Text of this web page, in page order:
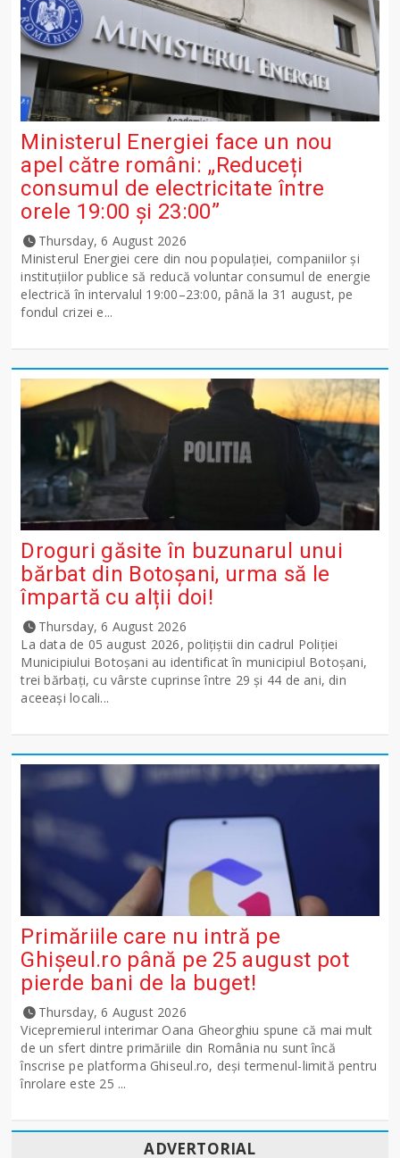
Ministerul Energiei face un nou
apel către români: „Reduceți
consumul de electricitate între
orele 19:00 și 23:00”
Thursday, 6 August 2026
Ministerul Energiei cere din nou populației, companiilor și
instituțiilor publice să reducă voluntar consumul de energie
electrică în intervalul 19:00–23:00, până la 31 august, pe
fondul crizei e...
Droguri găsite în buzunarul unui
bărbat din Botoșani, urma să le
împartă cu alții doi!
Thursday, 6 August 2026
La data de 05 august 2026, polițiștii din cadrul Poliției
Municipiului Botoșani au identificat în municipiul Botoșani,
trei bărbați, cu vârste cuprinse între 29 și 44 de ani, din
aceeași locali...
Primăriile care nu intră pe
Ghişeul.ro până pe 25 august pot
pierde bani de la buget!
Thursday, 6 August 2026
Vicepremierul interimar Oana Gheorghiu spune că mai mult
de un sfert dintre primăriile din România nu sunt încă
înscrise pe platforma Ghiseul.ro, deși termenul-limită pentru
înrolare este 25 ...
ADVERTORIAL